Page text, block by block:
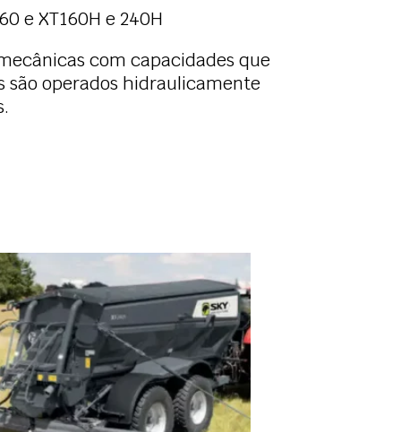
e XT160H e 240H
com capacidades que
são operados hidraulicamente